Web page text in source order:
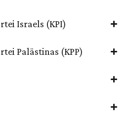
Israels (KPI)
Palästinas (KPP)